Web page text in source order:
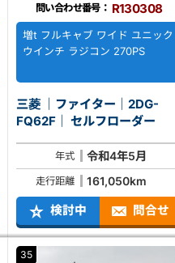
問い合わせ番号： R130308
増t フルキャブ ワイド ユニック
ウインチ ラジコン 270PS
三菱 ｜ファイター｜2DG-
FQ62F｜ セルフローダー
年式 令和4年5月
走行距離 161,050km
検討中 問合せ
35